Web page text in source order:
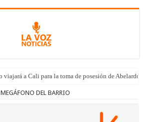
viajará a Cali para la toma de posesión de Abelardo
MEGÁFONO DEL BARRIO